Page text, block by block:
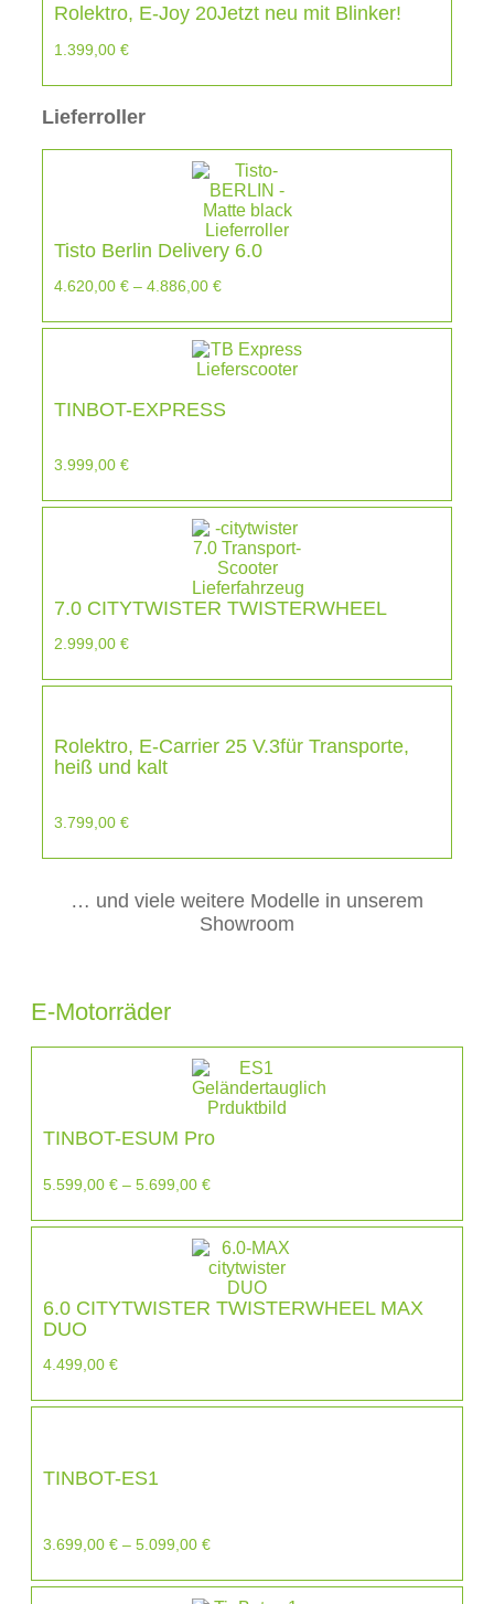
Rolektro, E-Joy 20Jetzt neu mit Blinker!
1.399,00 €
Lieferroller
Tisto Berlin Delivery 6.0
4.620,00 € – 4.886,00 €
TINBOT-EXPRESS
3.999,00 €
7.0 CITYTWISTER TWISTERWHEEL
2.999,00 €
Rolektro, E-Carrier 25 V.3für Transporte,
heiß und kalt
3.799,00 €
… und viele weitere Modelle in unserem
Showroom
E-Motorräder
TINBOT-ESUM Pro
5.599,00 € – 5.699,00 €
6.0 CITYTWISTER TWISTERWHEEL MAX
DUO
4.499,00 €
TINBOT-ES1
3.699,00 € – 5.099,00 €